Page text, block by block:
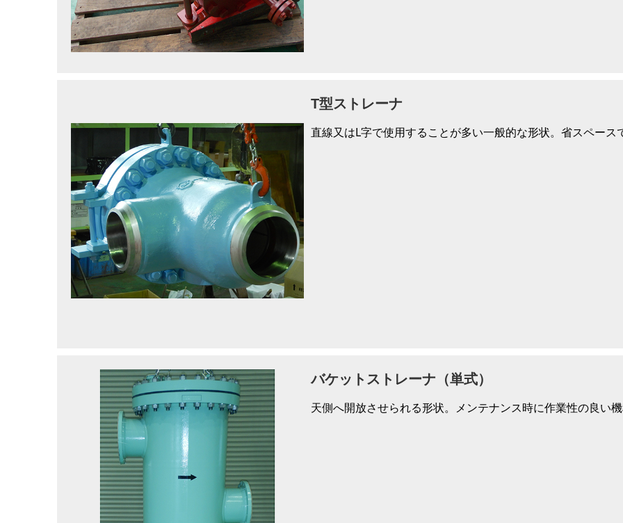
T型ストレーナ
直線又はL字で使用することが多い一般的な形状。省スペース
バケットストレーナ（単式）
天側へ開放させられる形状。メンテナンス時に作業性の良い